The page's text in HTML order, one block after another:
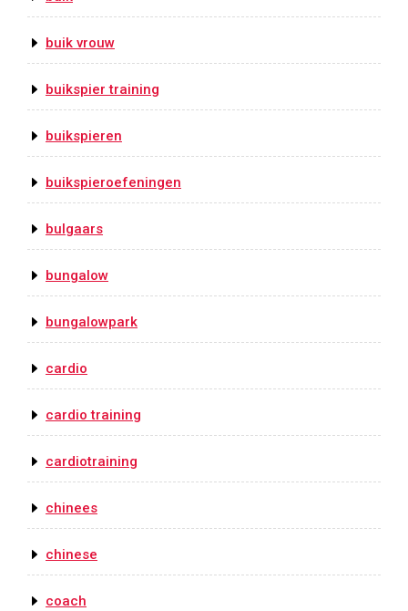
buik vrouw
buikspier training
buikspieren
buikspieroefeningen
bulgaars
bungalow
bungalowpark
cardio
cardio training
cardiotraining
chinees
chinese
coach